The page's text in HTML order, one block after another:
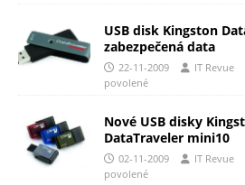
USB disk Kingston
zabezpečená data
22-11-2009 IT Revue
povolené
Nové USB disky
DataTraveler mini10
02-11-2009 IT Revue
povolené